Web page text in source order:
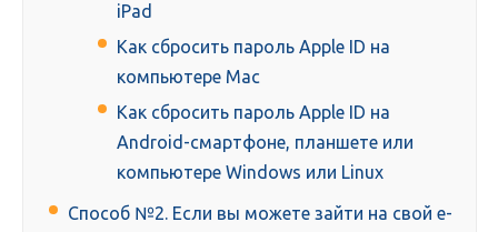
iPad
Как сбросить пароль Apple ID на
компьютере Mac
Как сбросить пароль Apple ID на
Android-смартфоне, планшете или
компьютере Windows или Linux
Способ №2. Если вы можете зайти на свой e-